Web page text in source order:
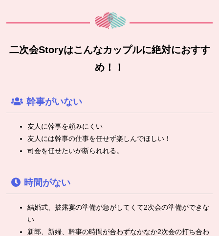
二次会Storyはこんなカップルに絶対におすす
め！！
幹事がいない
友人に幹事を頼みにくい
友人には幹事の仕事を任せず楽しんでほしい！
司会を任せたいが断られれる。
時間がない
結婚式、披露宴の準備が急がしてくて2次会の準備ができな
い
新郎、新婦、幹事の時間が合わずなかなか2次会の打ち合わ